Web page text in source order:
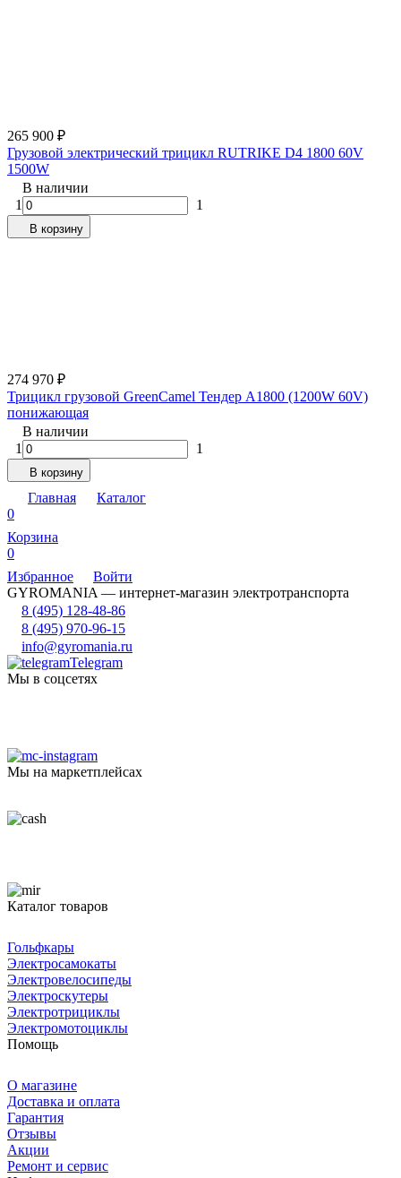
265 900 ₽
Грузовой электрический трицикл RUTRIKE D4 1800 60V
1500W
В наличии
1
1
В корзину
274 970 ₽
Трицикл грузовой GreenCamel Тендер A1800 (1200W 60V)
понижающая
В наличии
1
1
В корзину
Главная
Каталог
0
Корзина
0
Избранное
Войти
GYROMANIA — интернет-магазин электротранспорта
8 (495) 128-48-86
8 (495) 970-96-15
info@gyromania.ru
Telegram
Мы в соцсетях
Мы на маркетплейсах
Каталог товаров
Гольфкары
Электросамокаты
Электровелосипеды
Электроскутеры
Электротрициклы
Электромотоциклы
Помощь
О магазине
Доставка и оплата
Гарантия
Отзывы
Акции
Ремонт и сервис